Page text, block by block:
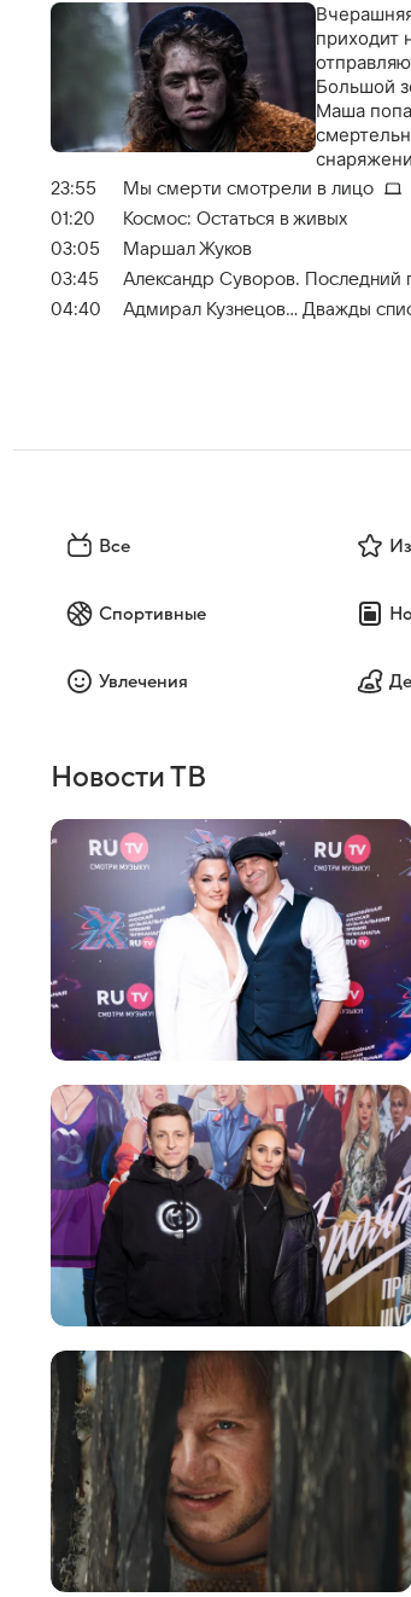
приходит
Большой
Маша
23:55
Мы смерти смотрели в лицо
01:20
Космос: Остаться в живых
03:05
Маршал Жуков
03:45
Александр Суворов. Последний
04:40
Адмирал Кузнецов... Дважды
Все
Спортивные
Увлечения
Новости ТВ